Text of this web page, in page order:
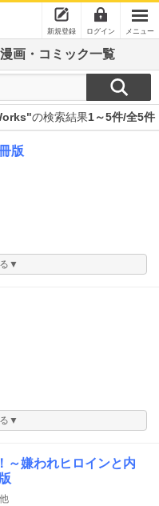
新規登録 ログイン メニュー
漫画・コミック一覧
の検索結果1～5件/全5件
版
▼
▼
～嫌われヒロインと内
他